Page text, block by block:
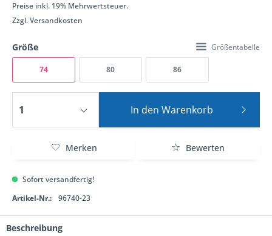
Preise inkl. 19% Mehrwertsteuer.
Zzgl.Versandkosten
Größe Größentabelle
74 80 86
In den Warenkorb
Merken Bewerten
Sofort versandfertig!
Artikel-Nr.:
96740-23
Beschreibung